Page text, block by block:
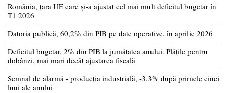
România, țara UE care și-a ajustat cel mai mult deficitul bugetar în
T1 2026
Datoria publică, 60,2% din PIB pe date operative, în aprilie 2026
Deficitul bugetar, 2% din PIB la jumătatea anului. Plățile pentru
dobânzi, mai mari decât ajustarea fiscală
Semnal de alarmă - producția industrială, -3,3% după primele cinci
luni ale anului